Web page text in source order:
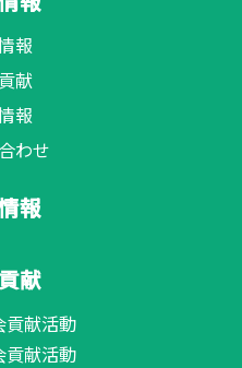
報
献
報
わせ
報
献
貢献活動
貢献活動